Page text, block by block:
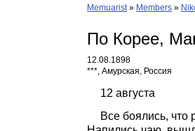
Memuarist» Members »
По Корее,
12.08.1898
***, Амурская, Россия
12 августа
Все боялись, что